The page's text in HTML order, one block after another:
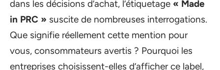
dans les décisions d’achat, l’étiquetage « Made
in PRC » suscite de nombreuses interrogations.
Que signifie réellement cette mention pour
vous, consommateurs avertis ? Pourquoi les
entreprises choisissent-elles d’afficher ce label,